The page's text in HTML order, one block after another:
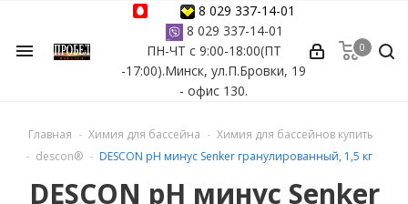
menu
8 029 337-14-01
8 029 337-14-01
ПН-ЧТ с 9:00-18:00(ПТ
-17:00).Минск, ул.П.Бровки, 19
- офис 130.
0
Главная Химия для бассейна
Химия для бассейнов купить
descon®
DESCON рН минус Senker гранулированный, 1,5 кг
DESCON рН минус Senker